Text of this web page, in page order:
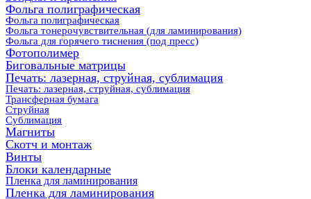
Фольга полиграфическая
Фольга полиграфическая
Фольга тонерочувствительная (для ламинирования)
Фольга для горячего тиснения (под пресс)
Фотополимер
Биговальные матрицы
Печать: лазерная, струйная, сублимация
Печать: лазерная, струйная, сублимация
Трансферная бумага
Струйная
Сублимация
Магниты
Скотч и монтаж
Винты
Блоки календарные
Пленка для ламинирования
Пленка для ламинирования